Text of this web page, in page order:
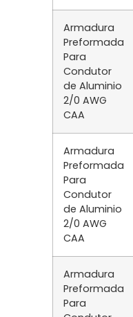
Armadura
Preformada
Para
Condutor
de Aluminio
2/0 AWG
CAA
Armadura
Preformada
Para
Condutor
de Aluminio
2/0 AWG
CAA
Armadura
Preformada
Para